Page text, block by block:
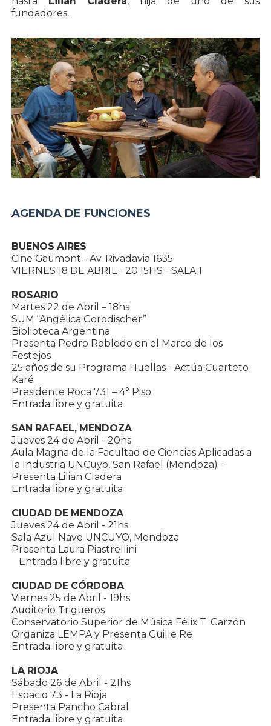
fundadores.
AGENDA DE FUNCIONES
BUENOS AIRES
Cine Gaumont - Av. Rivadavia 1635
VIERNES 18 DE ABRIL - 20:15HS - SALA 1
ROSARIO
Martes 22 de Abril – 18hs
SUM “Angélica Gorodischer”
Biblioteca Argentina
Presenta Pedro Robledo en el Marco de los
Festejos
25 años de su Programa Huellas - Actúa Cuarteto
Karé
Presidente Roca 731 – 4° Piso
Entrada libre y gratuita
SAN RAFAEL, MENDOZA
Jueves 24 de Abril - 20hs
Aula Magna de la Facultad de Ciencias Aplicadas a
la Industria UNCuyo, San Rafael (Mendoza) -
Presenta Lilian Cladera
Entrada libre y gratuita
CIUDAD DE MENDOZA
Jueves 24 de Abril - 21hs
Sala Azul Nave UNCUYO, Mendoza
Presenta Laura Piastrellini
Entrada libre y gratuita
CIUDAD DE CÓRDOBA
Viernes 25 de Abril - 19hs
Auditorio Trigueros
Conservatorio Superior de Música Félix T. Garzón
Organiza LEMPA y Presenta Guille Re
Entrada libre y gratuita
LA RIOJA
Sábado 26 de Abril - 21hs
Espacio 73 - La Rioja
Presenta Pancho Cabral
Entrada libre y gratuita